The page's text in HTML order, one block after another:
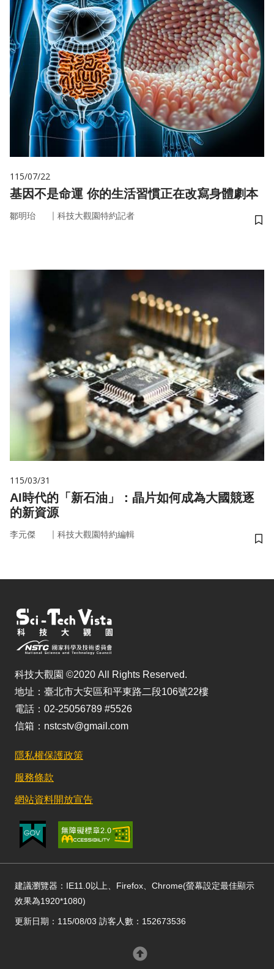
115/07/22
基因不是命運 你的生活習慣正在改寫身體劇本
鄒明珆 ｜ 科技大觀園特約記者
儲
115/03/31
AI時代的「新石油」：晶片如何成為大國競逐
的新資源
李元傑 ｜ 科技大觀園特約編輯
儲
科技大觀園 ©2020 All Rights Reserved.
地址：臺北市大安區和平東路二段106號22樓
電話：02-25056789 #5526
信箱：nstcstv@gmail.com
隱私權保護政策
服務條款
網站資料開放宣告
建議瀏覽器：IE11.0以上、Firefox、Chrome(螢幕設定最佳顯示
效果為1920*1080)
更新日期：115/08/03 訪客人數：152673536
回頂部